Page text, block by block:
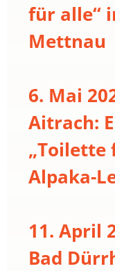
für alle“
Mettnau
6. Mai
Aitrach:
„Toilette
Alpaka-
11. April
Bad